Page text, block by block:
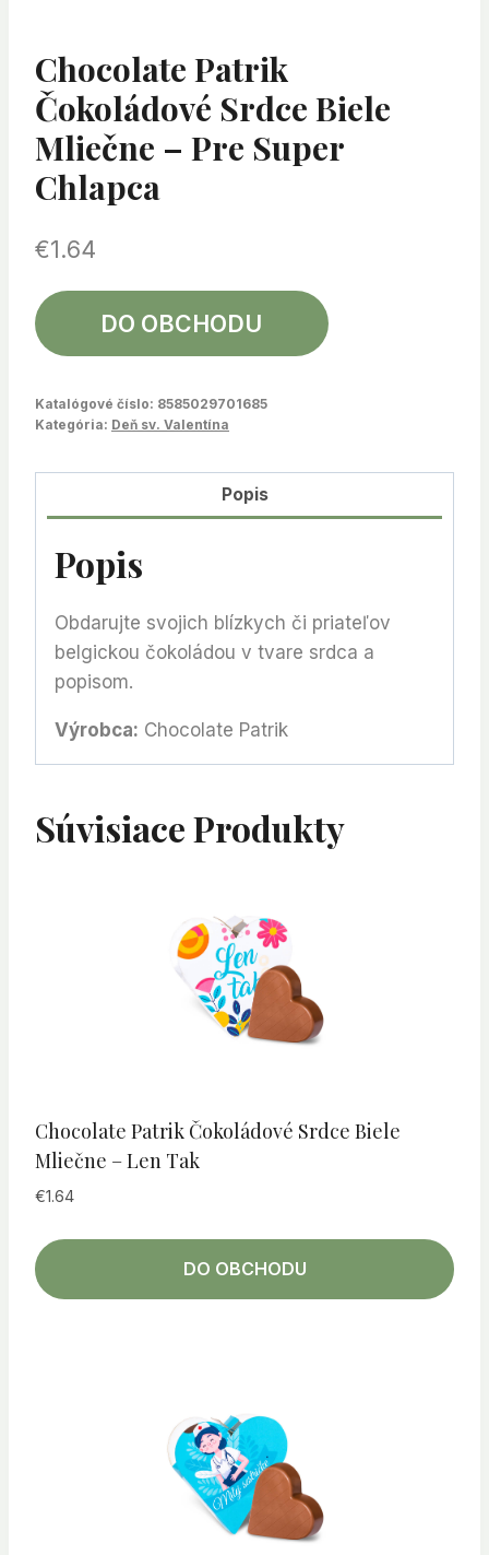
Chocolate Patrik
Čokoládové Srdce Biele
Mliečne – Pre Super
Chlapca
€1.64
DO OBCHODU
Katalógové číslo: 8585029701685
Kategória: Deň sv. Valentína
Popis
Popis
Obdarujte svojich blízkych či priateľov
belgickou čokoládou v tvare srdca a
popisom.
Výrobca: Chocolate Patrik
Súvisiace Produkty
Chocolate Patrik Čokoládové Srdce Biele
Mliečne – Len Tak
€1.64
DO OBCHODU